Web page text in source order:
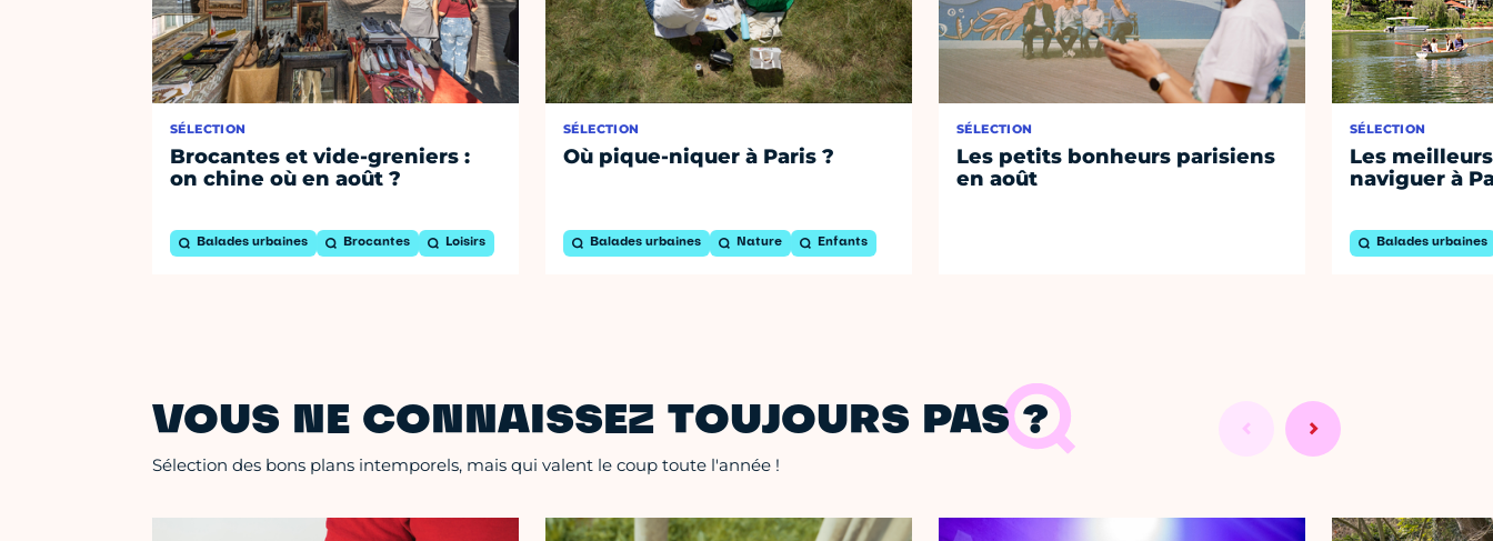
SÉLECTION
Brocantes et vide-greniers :
on chine où en août ?
Balades urbaines Brocantes Loisirs
SÉLECTION
Où pique-niquer à Paris ?
Balades urbaines Nature Enfants
SÉLECTION
Les petits bonheurs parisiens
en août
SÉLECTION
Les
naviguer à
Balades urbaines
VOUS NE CONNAISSEZ TOUJOURS PAS ?
Sélection des bons plans intemporels, mais qui valent le coup toute l'année !